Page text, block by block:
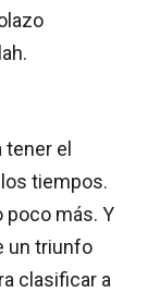
tener el
tiempos.
poco más. Y
un triunfo
clasificar a